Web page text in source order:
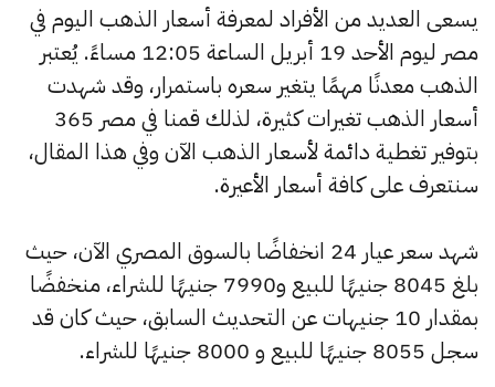
يسعى العديد من الأفراد لمعرفة أسعار الذهب اليوم في
مصر ليوم الأحد 19 أبريل الساعة 12:05 مساءً. يُعتبر
الذهب معدنًا مهمًا يتغير سعره باستمرار، وقد شهدت
أسعار الذهب تغيرات كثيرة، لذلك قمنا في مصر 365
بتوفير تغطية دائمة لأسعار الذهب الآن وفي هذا المقال،
سنتعرف على كافة أسعار الأعيرة.
شهد سعر عيار 24 انخفاضًا بالسوق المصري الآن، حيث
بلغ 8045 جنيهًا للبيع و7990 جنيهًا للشراء، منخفضًا
بمقدار 10 جنيهات عن التحديث السابق، حيث كان قد
سجل 8055 جنيهًا للبيع و 8000 جنيهًا للشراء.